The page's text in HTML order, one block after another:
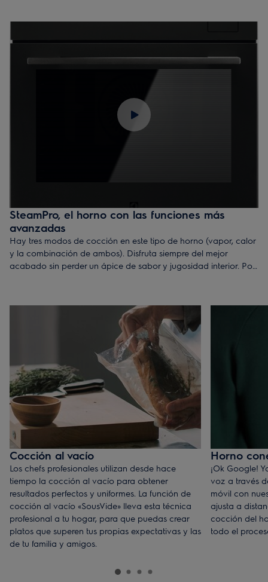
vapor un método fácil en cualquier hogar.
SteamPro, el horno con las funciones más
avanzadas
Hay tres modos de cocción en este tipo de horno (vapor, calor
y la combinación de ambos). Disfruta siempre del mejor
acabado sin perder un ápice de sabor y jugosidad interior. Pon
Cocción al vacío
Los chefs profesionales utilizan desde hace
tiempo la cocción al vacío para obtener
resultados perfectos y uniformes. La función de
cocción al vacío «SousVide» lleva esta técnica
profesional a tu hogar, para que puedas crear
platos que superen tus propias expectativas y las
de tu familia y amigos.
Horno
¡Ok Google!
voz a través
móvil con
ajusta a
cocción del
todo el